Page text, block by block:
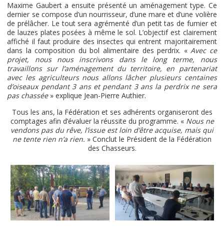
Maxime Gaubert a ensuite présenté un aménagement type. Ce
dernier se compose d’un nourrisseur, d’une mare et d’une volière
de prélâcher. Le tout sera agrémenté d’un petit tas de fumier et
de lauzes plates posées à même le sol. L’objectif est clairement
affiché il faut produire des insectes qui entrent majoritairement
dans la composition du bol alimentaire des perdrix. «Avec ce
projet, nous nous inscrivons dans le long terme, nous
travaillons sur l’aménagement du territoire, en partenariat
avec les agriculteurs nous allons lâcher plusieurs centaines
d’oiseaux pendant 3 ans et pendant 3 ans la perdrix ne sera
pas chassée» explique Jean-Pierre Authier.
Tous les ans, la Fédération et ses adhérents organiseront des
comptages afin d’évaluer la réussite du programme. «Nous ne
vendons pas du rêve, l’issue est loin d’être acquise, mais qui
ne tente rien n’a rien. » Conclut le Président de la Fédération
des Chasseurs.